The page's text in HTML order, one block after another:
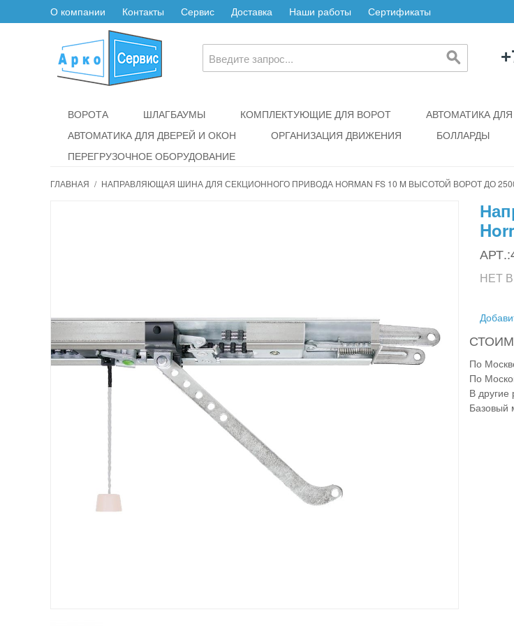
О компании Контакты Сервис Доставка Наши работы Сертификаты
ВОРОТА ШЛАГБАУМЫ КОМПЛЕКТУЮЩИЕ ДЛЯ ВОРОТ АВТОМАТИКА
АВТОМАТИКА ДЛЯ ДВЕРЕЙ И ОКОН
ОРГАНИЗАЦИЯ ДВИЖЕНИЯ БОЛЛАРДЫ
ПЕРЕГРУЗОЧНОЕ ОБОРУДОВАНИЕ
ГЛАВНАЯ / НАПРАВЛЯЮЩАЯ ШИНА ДЛЯ СЕКЦИОННОГО ПРИВОДА HORMAN FS 10 M ВЫСОТОЙ ВОРОТ ДО
НЕТ
По
По
В другие
Базовый